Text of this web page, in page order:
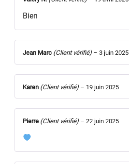
Bien
Jean Marc (Client vérifié) – 3 juin 2025
Karen (Client vérifié) – 19 juin 2025
Pierre (Client vérifié) – 22 juin 2025